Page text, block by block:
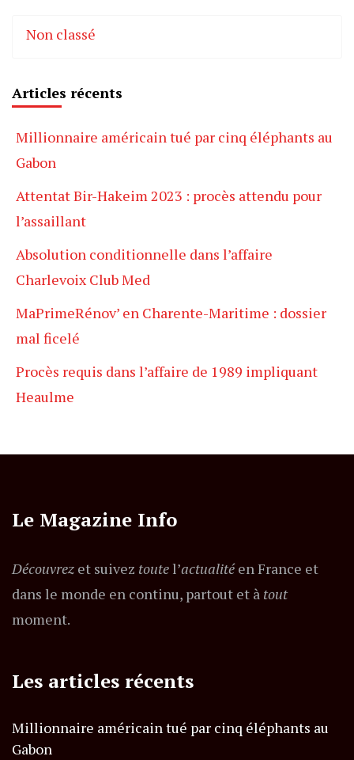
Non classé
Articles récents
Millionnaire américain tué par cinq éléphants au
Gabon
Attentat Bir-Hakeim 2023 : procès attendu pour
l’assaillant
Absolution conditionnelle dans l’affaire
Charlevoix Club Med
MaPrimeRénov’ en Charente-Maritime : dossier
mal ficelé
Procès requis dans l’affaire de 1989 impliquant
Heaulme
Le Magazine Info
Découvrez et suivez toutel’actualitéen France et
dans le monde en continu, partout et à tout
moment.
Les articles récents
Millionnaire américain tué par cinq éléphants au
Gabon